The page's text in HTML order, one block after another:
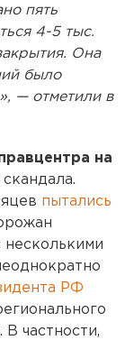
пять
4-5 тыс.
Она
было
— отметили в
на
пытались
несколькими
РФ
частности,